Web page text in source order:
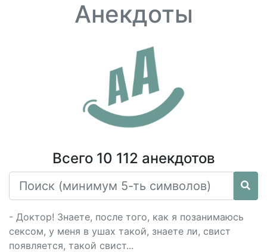
Анекдоты
Всего 10 112 анекдотов
- Доктор! Знаете, после того, как я позанимаюсь
сексом, у меня в ушах такой, знаете ли, свист
появляется, такой свист...